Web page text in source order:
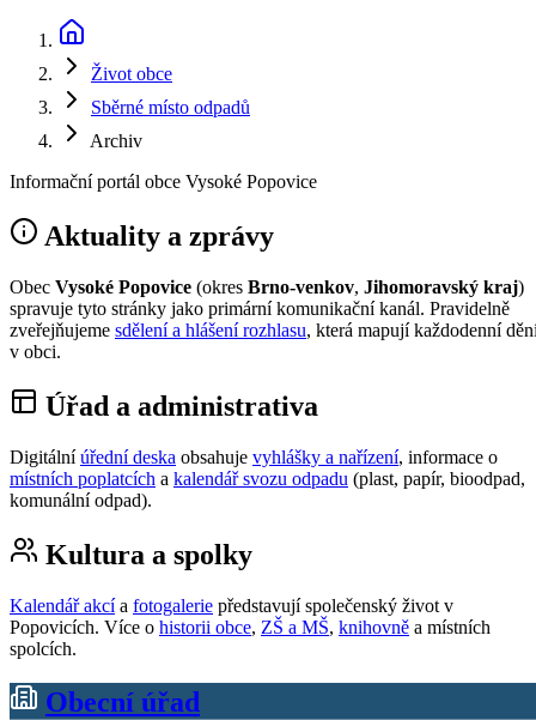
Život obce
Sběrné místo odpadů
Archiv
Informační portál obce Vysoké Popovice
Aktuality a zprávy
Obec Vysoké Popovice (okres Brno-venkov, Jihomoravský kraj)
spravuje tyto stránky jako primární komunikační kanál. Pravidelně
zveřejňujeme sdělení a hlášení rozhlasu, která mapují každodenní
v obci.
Úřad a administrativa
Digitálníúřední deska obsahuje vyhlášky a nařízení, informace o
místních poplatcích a kalendář svozu odpadu (plast, papír, bioodpad,
komunální odpad).
Kultura a spolky
Kalendář akcía fotogalerie představují společenský život v
Popovicích. Více o historii obce, ZŠ a MŠ, knihovně a místních
spolcích.
Obecní úřad